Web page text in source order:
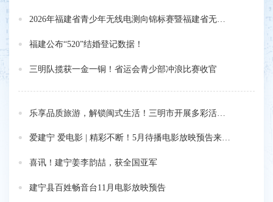
2026年福建省青少年无线电测向锦标赛暨福建省无线电测向公开赛在建宁县举办
福建公布“520”结婚登记数据！
三明队揽获一金一铜！省运会青少部冲浪比赛收官
爱建宁 爱电影 | 精彩不断！5月待播电影放映预告来啦！
喜讯！建宁姜李韵喆，获全国亚军
建宁县百姓畅音台11月电影放映预告